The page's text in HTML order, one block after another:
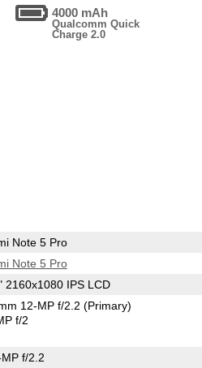
4000 mAh
Qualcomm Quick
Charge 2.0
Note 5 Pro
Note 5 Pro
2160x1080 IPS LCD
12-MP f/2.2(Primary)
f/2
f/2.2